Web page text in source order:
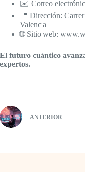
✉️ Correo
📍 Dirección:
Valencia
🌐 Sitio web:
El futuro cuántico
expertos.
ANTERIOR